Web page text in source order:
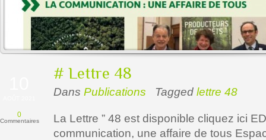
# Lettre 48
Dans Publications Tagged lettre 48
0
Commentaires
La Lettre ” 48 est disponible cliquez ici
communication, une affaire de tous